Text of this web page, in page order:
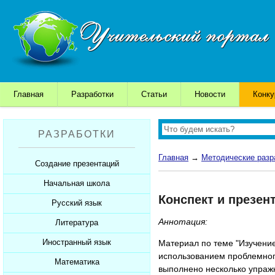
Главная Разработки Статьи Новости
РАЗРАБОТКИ
Создание презентаций
Шаблоны для презентаций
Советы начинающим
Советы дедушки
К презентации...
Начальная школа
Уроки
Презентации
Мультимедийные тесты
Печатные тесты
Русский язык
Уроки
Презентации
Мультимедийные тесты
Литература
Уроки
Презентации
Иностранный язык
Уроки
Математика
Главная → Методические
Конспект и
Аннотация:
Материал по теме
использованием
выполнено несколько